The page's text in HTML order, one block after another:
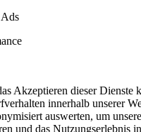
Akzeptieren dieser Dienste
innerhalb unserer
auswerten, um
und das Nutzungserlebnis